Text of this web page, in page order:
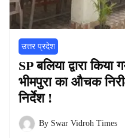
उत्तर प्रदेश
SP बलिया द्वारा किया
भीमपुरा का औचक
निर्देश !
By Swar Vidroh Times